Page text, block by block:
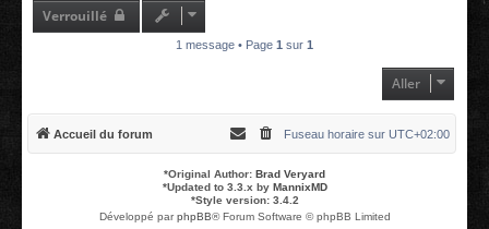
Verrouillé
1 message • Page 1 sur 1
Aller
Accueil du forum Fuseau horaire sur UTC+02:00
*Original Author: Brad Veryard
*Updated to 3.3.x by MannixMD
*Style version: 3.4.2
Développé parphpBB® Forum Software © phpBB Limited